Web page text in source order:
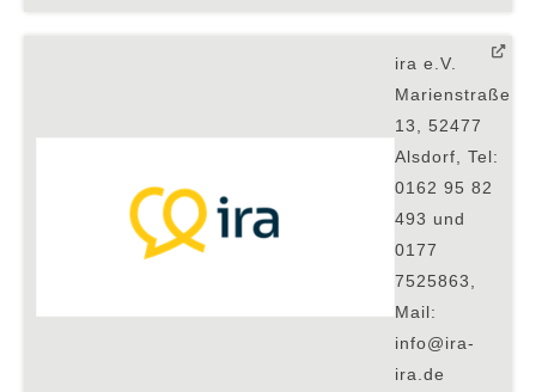
ira e.V.
Marienstraße
13, 52477
Alsdorf, Tel:
0162 95 82
493 und
0177
7525863,
Mail:
info@ira-
ira.de